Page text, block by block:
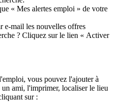
« Mes alertes emploi » de votre
e-mail les nouvelles offres
? Cliquez sur le lien « Activer
vous pouvez l'ajouter à
ami, l'imprimer, localiser le lieu
sur :